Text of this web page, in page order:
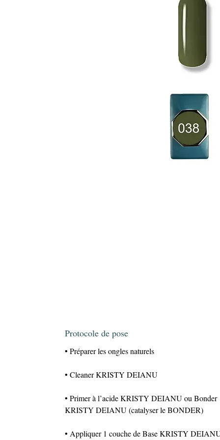
Protocole de pose
• Préparer les ongles naturels
• Cleaner KRISTY DEIANU
• Primer à l’acide KRISTY DEIANU ou Bonder
KRISTY DEIANU (catalyser le BONDER)
• Appliquer 1 couche de Base KRISTY